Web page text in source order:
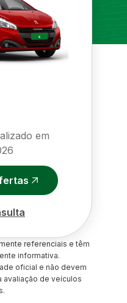
em
referenciais e têm
informativa.
oficial e não devem
avaliação de veículos